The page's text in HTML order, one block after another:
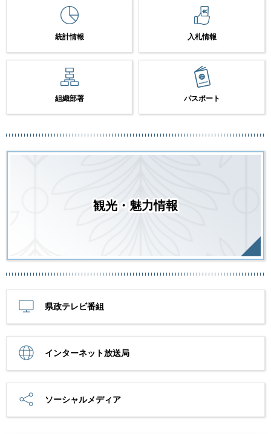
統計情報 入札情報
組織部署 パスポート
観光・魅力情報
県政テレビ番組
インターネット放送局
ソーシャルメディア